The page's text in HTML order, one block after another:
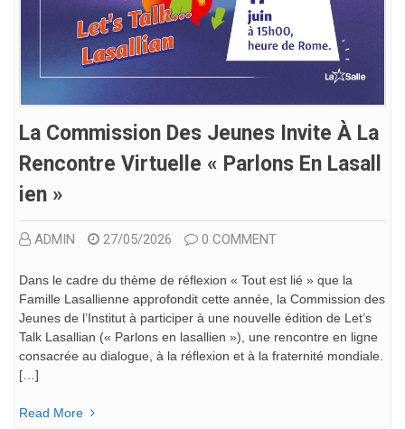
La Commission Des Jeunes Invite À La
Rencontre Virtuelle « Parlons En Lasall
Ien »
ADMIN 27/05/2026 0 COMMENT
Dans le cadre du thème de réflexion « Tout est lié » que la
Famille Lasallienne approfondit cette année, la Commission des
Jeunes de l’Institut à participer à une nouvelle édition de Let’s
Talk Lasallian (« Parlons en lasallien »), une rencontre en ligne
consacrée au dialogue, à la réflexion et à la fraternité mondiale.
[…]
Read More